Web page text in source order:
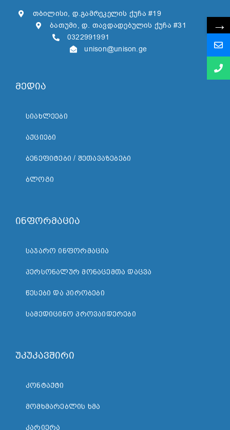
თბილისი, დ.გამრეკელის ქუჩა #19
ბათუმი, დ. თავდადებულის ქუჩა #31
0322991991
unison@unison.ge
მედია
ᲡᲘᲐᲮᲚᲔᲔᲑᲘ
ᲐᲥᲪᲘᲔᲑᲘ
ᲑᲔᲜᲔᲤᲘᲢᲔᲑᲘ / ᲨᲔᲗᲐᲕᲐᲖᲔᲑᲔᲑᲘ
ᲑᲚᲝᲒᲘ
ინფორმაცია
ᲡᲐᲯᲐᲠᲝ ᲘᲜᲤᲝᲠᲛᲐᲪᲘᲐ
ᲞᲔᲠᲡᲝᲜᲐᲚᲣᲠ ᲛᲝᲜᲐᲪᲔᲛᲗᲐ ᲓᲐᲪᲕᲐ
ᲬᲔᲡᲔᲑᲘ ᲓᲐ ᲞᲘᲠᲝᲑᲔᲑᲘ
ᲡᲐᲛᲔᲓᲘᲪᲘᲜᲝ ᲞᲠᲝᲕᲐᲘᲓᲔᲠᲔᲑᲘ
უკუკავშირი
ᲙᲝᲜᲢᲐᲥᲢᲘ
ᲛᲝᲛᲮᲛᲐᲠᲔᲑᲚᲘᲡ ᲮᲛᲐ
ᲙᲐᲠᲘᲔᲠᲐ
→